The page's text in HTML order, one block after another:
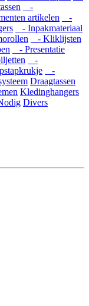
-
artikelen
-
- Inpakmateriaal
- Kliklijsten
- Presentatie
-
-
Draagtassen
Kledinghangers
Divers